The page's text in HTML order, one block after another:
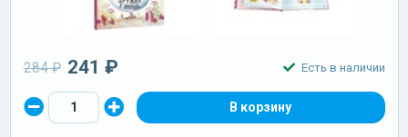
284 ₽ 241 ₽ Есть в наличии